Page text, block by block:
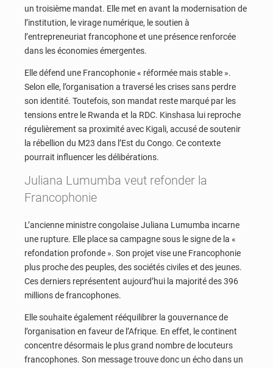
un troisième mandat. Elle met en avant la modernisation de
l’institution, le virage numérique, le soutien à
l’entrepreneuriat francophone et une présence renforcée
dans les économies émergentes.
Elle défend une Francophonie « réformée mais stable ».
Selon elle, l’organisation a traversé les crises sans perdre
son identité. Toutefois, son mandat reste marqué par les
tensions entre le Rwanda et la RDC. Kinshasa lui reproche
régulièrement sa proximité avec Kigali, accusé de soutenir
la rébellion du M23 dans l’Est du Congo. Ce contexte
pourrait influencer les délibérations.
Juliana Lumumba veut refonder la
Francophonie
L’ancienne ministre congolaise Juliana Lumumba incarne
une rupture. Elle place sa campagne sous le signe de la «
refondation profonde ». Son projet vise une Francophonie
plus proche des peuples, des sociétés civiles et des jeunes.
Ces derniers représentent aujourd’hui la majorité des 396
millions de francophones.
Elle souhaite également rééquilibrer la gouvernance de
l’organisation en faveur de l’Afrique. En effet, le continent
concentre désormais le plus grand nombre de locuteurs
francophones. Son message trouve donc un écho dans un